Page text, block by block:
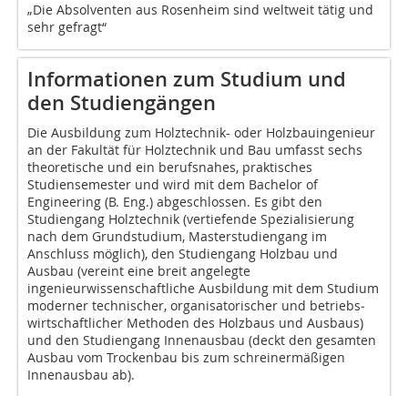
„Die Absolventen aus Rosenheim sind weltweit tätig und
sehr gefragt“
Informationen zum Studium und
den Studiengängen
Die Ausbildung zum Holztechnik- oder Holzbauingenieur
an der Fakultät für Holztechnik und Bau umfasst sechs
theoretische und ein berufsnahes, praktisches
Studiensemester und wird mit dem Bachelor of
Engineering (B. Eng.) abgeschlossen. Es gibt den
Studiengang Holztechnik (vertiefende Spezialisierung
nach dem Grundstudium, Masterstudiengang im
Anschluss möglich), den Studiengang Holzbau und
Ausbau (vereint eine breit angelegte
ingenieurwissenschaftliche Ausbildung mit dem Studium
moderner technischer, organisatorischer und betriebs­
wirtschaftlicher Methoden des Holzbaus und Ausbaus)
und den Studiengang Innenausbau (deckt den gesamten
Ausbau vom Trockenbau bis zum schreinermäßigen
Innenausbau ab).